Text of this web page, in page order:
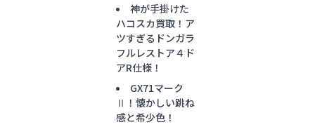
神が手掛けた
ハコスカ買取！ア
ツすぎるドンガラ
フルレストア４ド
アR仕様！
GX71マーク
Ⅱ！懐かしい跳ね
感と希少色！